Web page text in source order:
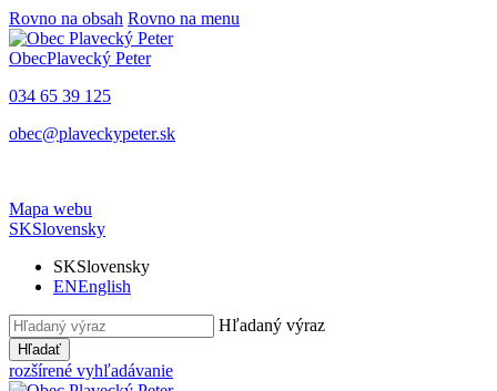
Rovno na obsah Rovno na menu
ObecPlavecký Peter
034 65 39 125
obec@plaveckypeter.sk
Mapa webu
SKSlovensky
SKSlovensky
ENEnglish
Hľadaný výraz
Hľadať
rozšírené vyhľadávanie